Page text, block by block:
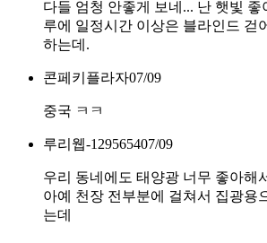
다들 엄청 안좋게 보네... 난 햇빛
루에 일정시간 이상은 블라인드 걷
하는데.
콘페키플라자07/09
중국 ㅋㅋ
루리웹-129565407/09
우리 동네에도 태양광 너무 좋아해
아예 천장 전부분에 걸쳐서 집광용
는데